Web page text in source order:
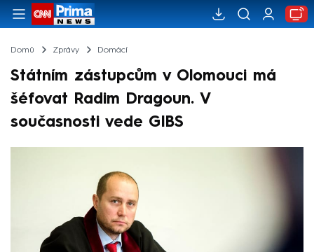
Domů Zprávy Domácí
Státním zástupcům v Olomouci má
šéfovat Radim Dragoun. V
současnosti vede GIBS